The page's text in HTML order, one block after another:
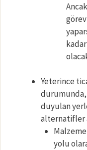
Yeterince
duyulan
alternatifler
yolu